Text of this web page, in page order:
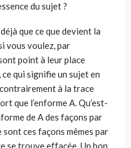
du sujet ?
que ce que devient la
vous voulez, par
point à leur place
qui signifie un sujet en
à la trace
que l’enforme A. Qu’est-
de A des façons par
ces façons mêmes par